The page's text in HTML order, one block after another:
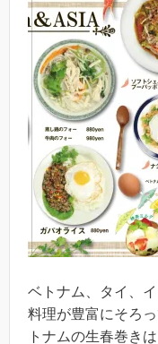
ベトナム、タイ、
料理が豊富にそろ
トナムの生春巻き